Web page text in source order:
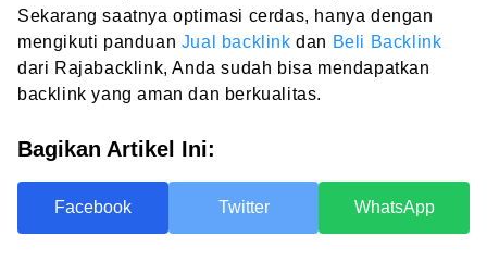
Sekarang saatnya optimasi cerdas, hanya dengan
mengikuti panduan Jual backlink dan Beli Backlink
dari Rajabacklink, Anda sudah bisa mendapatkan
backlink yang aman dan berkualitas.
Bagikan Artikel Ini:
Facebook Twitter WhatsApp